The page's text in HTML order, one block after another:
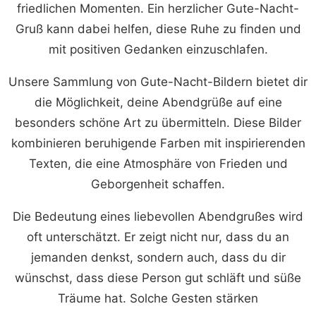
friedlichen Momenten. Ein herzlicher Gute-Nacht-
Gruß kann dabei helfen, diese Ruhe zu finden und
mit positiven Gedanken einzuschlafen.
Unsere Sammlung von Gute-Nacht-Bildern bietet dir
die Möglichkeit, deine Abendgrüße auf eine
besonders schöne Art zu übermitteln. Diese Bilder
kombinieren beruhigende Farben mit inspirierenden
Texten, die eine Atmosphäre von Frieden und
Geborgenheit schaffen.
Die Bedeutung eines liebevollen Abendgrußes wird
oft unterschätzt. Er zeigt nicht nur, dass du an
jemanden denkst, sondern auch, dass du dir
wünschst, dass diese Person gut schläft und süße
Träume hat. Solche Gesten stärken